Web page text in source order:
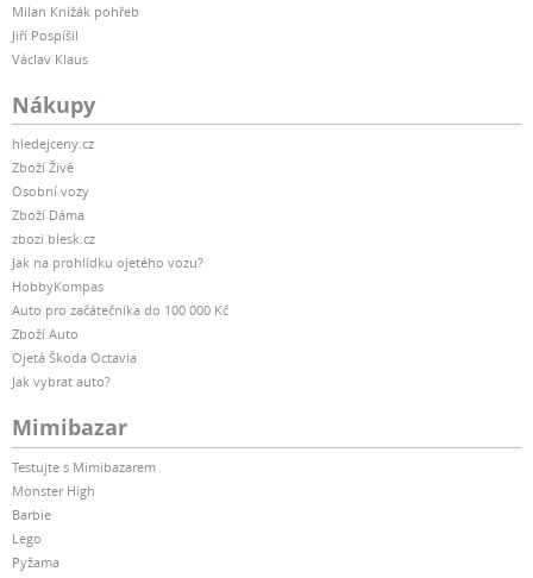
Milan Knížák pohřeb
Jiří Pospíšil
Václav Klaus
Nákupy
hledejceny.cz
Zboží Živě
Osobní vozy
Zboží Dáma
zbozi.blesk.cz
Jak na prohlídku ojetého vozu?
HobbyKompas
Auto pro začátečníka do 100 000 Kč
Zboží Auto
Ojetá Škoda Octavia
Jak vybrat auto?
Mimibazar
Testujte s Mimibazarem
Monster High
Barbie
Lego
Pyžama